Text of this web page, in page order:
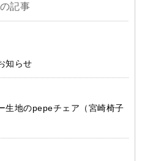
記事
知らせ
生地のpepeチェア（宮崎椅子